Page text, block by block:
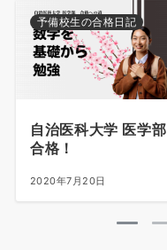
予備校生の合格日記
自治医科大学 医学部
合格！
2020年7月20日